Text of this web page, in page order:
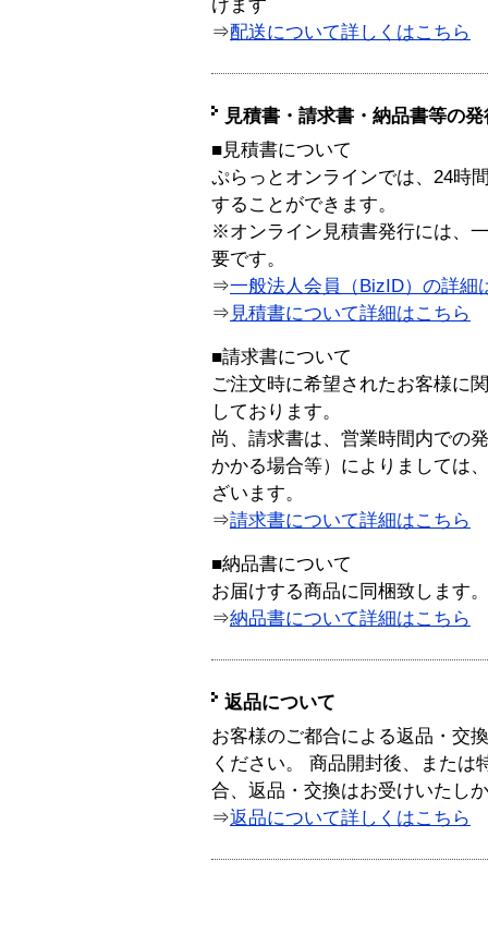
けます
⇒配送について詳しくはこちら
見積書・請求書・納品書等の
■見積書について
ぷらっとオンラインでは、24時
することができます。
※オンライン見積書発行には、
要です。
⇒一般法人会員（BizID）の詳細
⇒ 見積書について詳細はこちら
■請求書について
ご注文時に希望されたお客様に
しております。
尚、請求書は、営業時間内での
かかる場合等）によりましては
ざいます。
⇒請求書について詳細はこちら
■納品書について
お届けする商品に同梱致します。
⇒納品書について詳細はこちら
返品について
お客様のご都合による返品・交
ください。 商品開封後、または
合、返品・交換はお受けいたし
⇒返品について詳しくはこちら